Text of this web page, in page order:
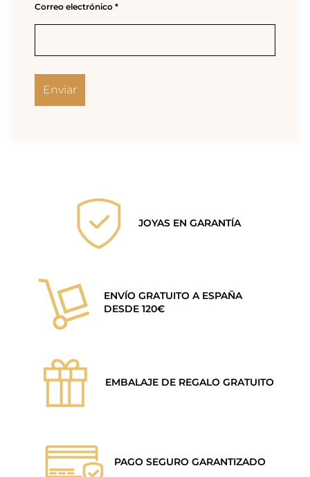
Correo electrónico *
JOYAS EN GARANTÍA
ENVÍO GRATUITO A ESPAÑA
DESDE 120€
EMBALAJE DE REGALO GRATUITO
PAGO SEGURO GARANTIZADO